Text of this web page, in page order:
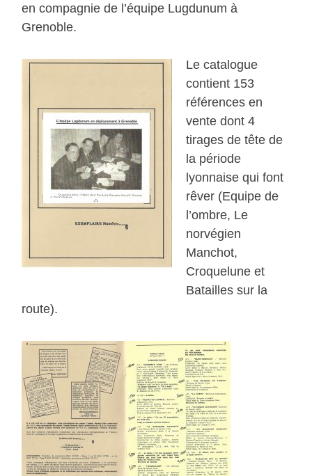
en compagnie de l’équipe Lugdunum à
Grenoble.
Le catalogue
contient 153
références en
vente dont 4
tirages de tête de
la période
lyonnaise qui font
rêver (Equipe de
l’ombre, Le
norvégien
Manchot,
Croquelune et
Batailles sur la
route).